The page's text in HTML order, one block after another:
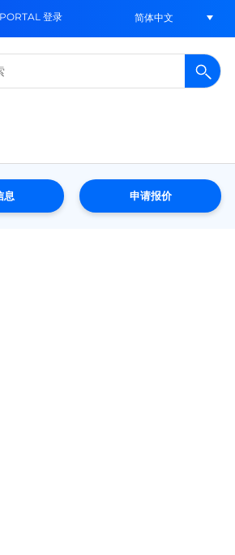
登录 简体中文
息 申请报价